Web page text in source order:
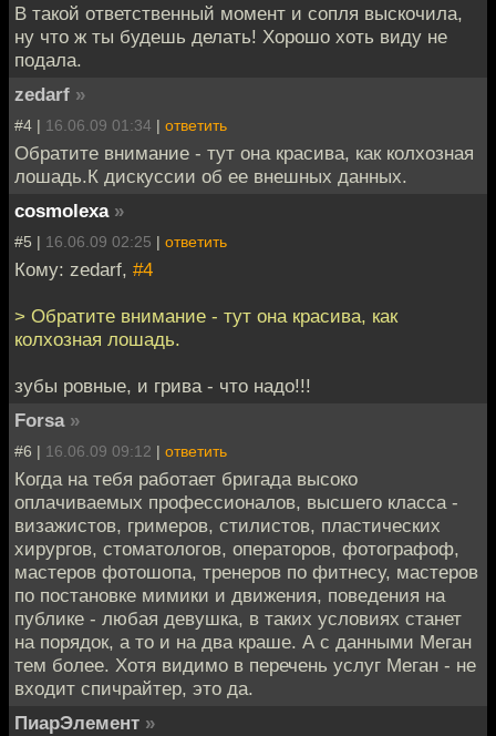
В такой ответственный момент и сопля выскочила,
ну что ж ты будешь делать! Хорошо хоть виду не
подала.
zedarf »
#4 | 16.06.09 01:34 | ответить
Обратите внимание - тут она красива, как колхозная
лошадь.К дискуссии об ее внешных данных.
cosmolexa »
#5 | 16.06.09 02:25 | ответить
Кому: zedarf, #4
> Обратите внимание - тут она красива, как
колхозная лошадь.
зубы ровные, и грива - что надо!!!
Forsa »
#6 | 16.06.09 09:12 | ответить
Когда на тебя работает бригада высоко
оплачиваемых профессионалов, высшего класса -
визажистов, гримеров, стилистов, пластических
хирургов, стоматологов, операторов, фотографоф,
мастеров фотошопа, тренеров по фитнесу, мастеров
по постановке мимики и движения, поведения на
публике - любая девушка, в таких условиях станет
на порядок, а то и на два краше. А с данными Меган
тем более. Хотя видимо в перечень услуг Меган - не
входит спичрайтер, это да.
ПиарЭлемент »